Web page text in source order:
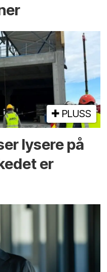
PLUSS
lysere på
er